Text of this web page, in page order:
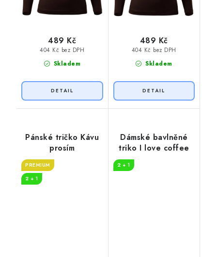
Skladem
404 Kč bez DPH
489 Kč
Skladem
404 Kč bez DPH
489 Kč
Pánské tričko Kávu
prosím
PREMIUM
2 + 1
Dámské bavlněné
triko I love coffee
2 + 1